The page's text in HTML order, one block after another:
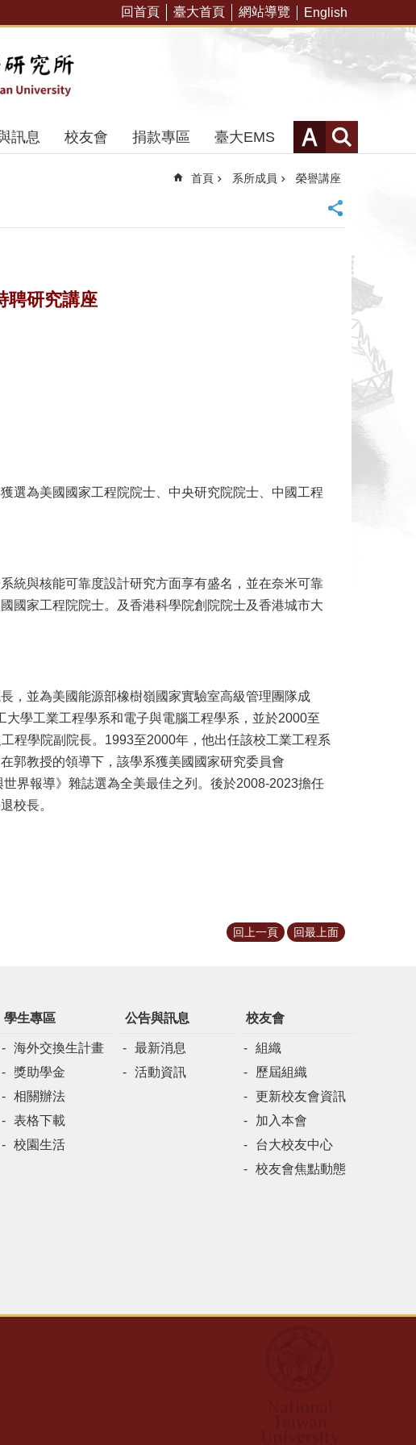
回首頁 臺大首頁 網站導覽 English
訊息 校友會 捐款專區 臺大EMS
首頁 系所成員 榮譽講座
聘研究講座
選為美國國家工程院院士、中央研究院院士、中國工程
統與核能可靠度設計研究方面享有盛名，並在奈米可靠
國家工程院院士。及香港科學院創院院士及香港城市大
，並為美國能源部橡樹嶺國家實驗室高級管理團隊成
學工業工程學系和電子與電腦工程學系，並於2000至
程學院副院長。1993至2000年，他出任該校工業工程系
郭教授的領導下，該學系獲美國國家研究委員會
界報導》雜誌選為全美最佳之列。後於2008-2023擔任
校長。
回上一頁 回最上面
學生專區
海外交換生計畫
獎助學金
相關辦法
表格下載
校園生活
公告與訊息
最新消息
活動資訊
校友會
組織
歷屆組織
更新校友會資訊
加入本會
台大校友中心
校友會焦點動態